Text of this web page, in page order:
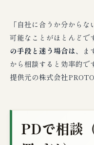
「自社に合うか分から
可能なことがほとんどで
の手段と迷う場合は、ま
から相談すると効率的で
提供元の株式会社
PDで相談